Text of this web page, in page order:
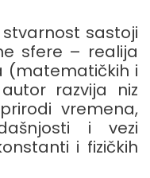
stvarnost sastoji
sfere – realija
(matematičkih i
autor razvija niz
prirodi vremena,
i vezi
i fizičkih